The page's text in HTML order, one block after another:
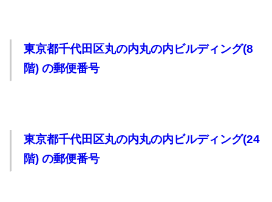
東京都千代田区丸の内丸の内ビルディング(8
階) の郵便番号
東京都千代田区丸の内丸の内ビルディング(24
階) の郵便番号